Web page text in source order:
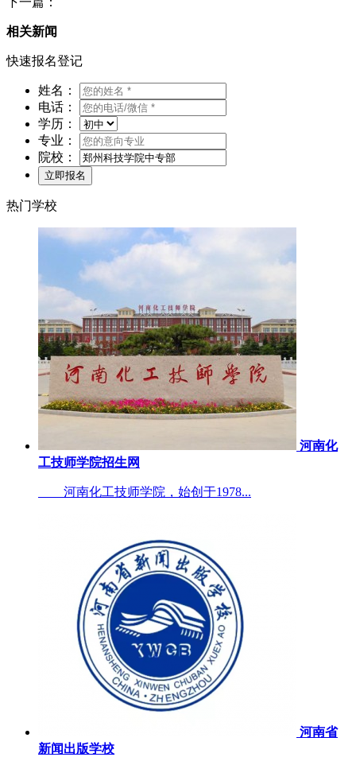
相关新闻
快速报名登记
姓名：
电话：
学历：
专业：
院校：
热门学校
河南化
工技师学院招生网
河南化工技师学院，始创于1978...
河南省
新闻出版学校